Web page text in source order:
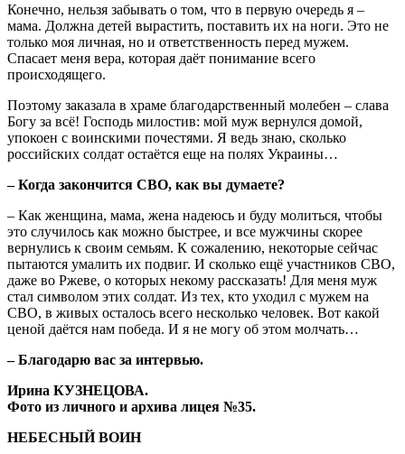
Конечно, нельзя забывать о том, что в первую очередь я –
мама. Должна детей вырастить, поставить их на ноги. Это не
только моя личная, но и ответственность перед мужем.
Спасает меня вера, которая даёт понимание всего
происходящего.
Поэтому заказала в храме благодарственный молебен – слава
Богу за всё! Господь милостив: мой муж вернулся домой,
упокоен с воинскими почестями. Я ведь знаю, сколько
российских солдат остаётся еще на полях Украины…
– Когда закончится СВО, как вы думаете?
– Как женщина, мама, жена надеюсь и буду молиться, чтобы
это случилось как можно быстрее, и все мужчины скорее
вернулись к своим семьям. К сожалению, некоторые сейчас
пытаются умалить их подвиг. И сколько ещё участников СВО,
даже во Ржеве, о которых некому рассказать! Для меня муж
стал символом этих солдат. Из тех, кто уходил с мужем на
СВО, в живых осталось всего несколько человек. Вот какой
ценой даётся нам победа. И я не могу об этом молчать…
– Благодарю вас за интервью.
Ирина КУЗНЕЦОВА.
Фото из личного и архива лицея №35.
НЕБЕСНЫЙ ВОИН